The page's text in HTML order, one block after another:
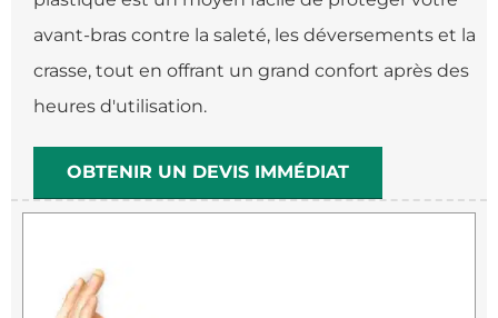
avant-bras contre la saleté, les déversements et la
crasse, tout en offrant un grand confort après des
heures d'utilisation.
OBTENIR UN DEVIS IMMÉDIAT